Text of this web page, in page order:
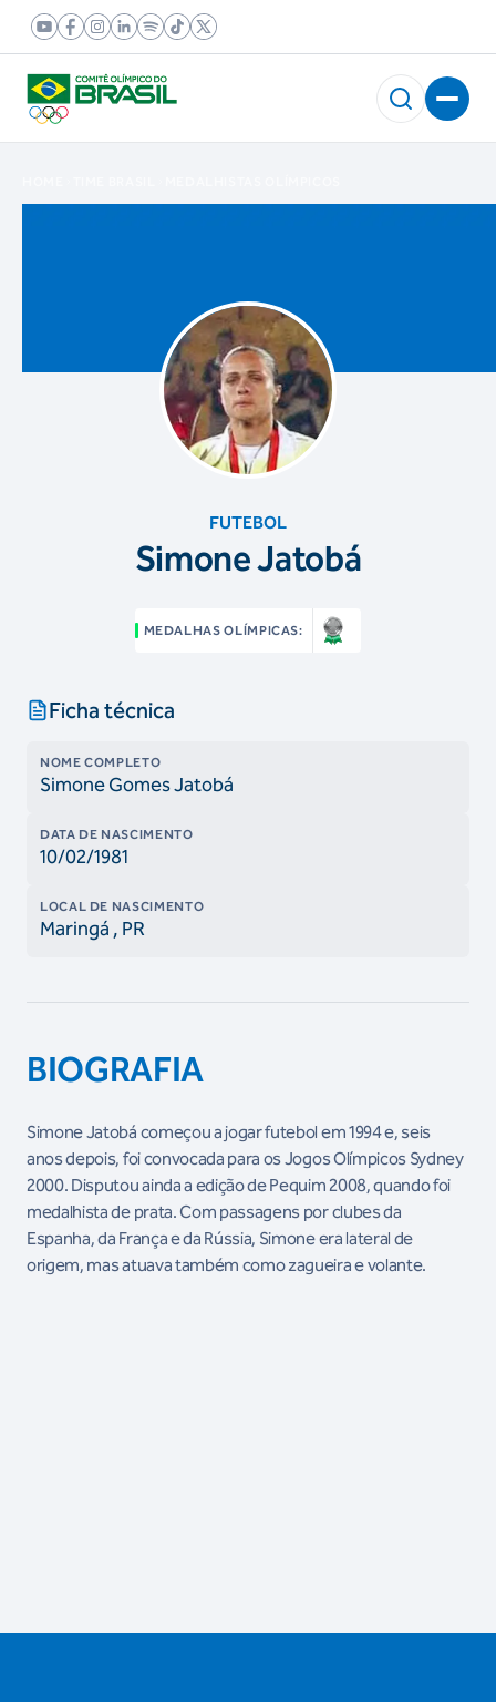
FUTEBOL
Simone Jatobá
MEDALHAS OLÍMPICAS:
Ficha técnica
NOME COMPLETO
Simone Gomes Jatobá
DATA DE NASCIMENTO
10/02/1981
LOCAL DE NASCIMENTO
Maringá , PR
BIOGRAFIA
Simone Jatobá começou a jogar futebol em 1994 e, seis
anos depois, foi convocada para os Jogos Olímpicos Sydney
2000. Disputou ainda a edição de Pequim 2008, quando foi
medalhista de prata. Com passagens por clubes da
Espanha, da França e da Rússia, Simone era lateral de
origem, mas atuava também como zagueira e volante.